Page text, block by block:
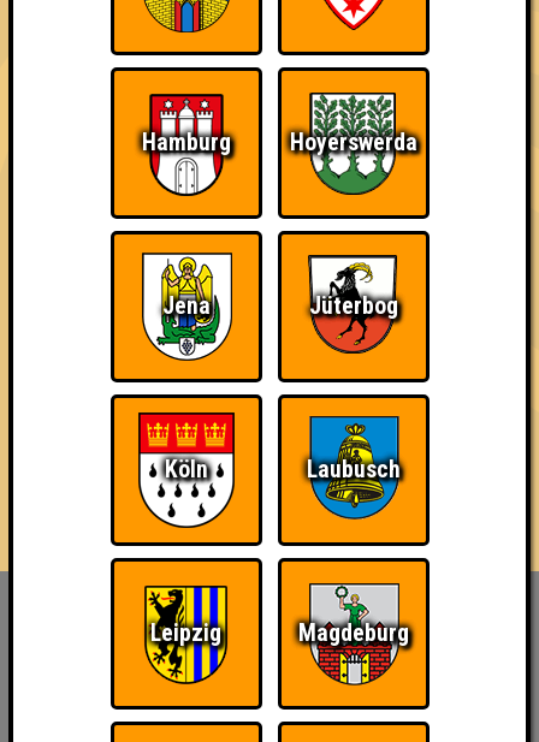
Beim ersten Clubhouse Quizabend ist dein WM-Wissen gefragt.
Setze dich gegen die anderen durch und gewinne attraktive
HIER ANMELDEN
Teilnahme is for free :)
Inhaber & Geschäftsführer:
Georg Martin // Quizlabor
Sandower Straße 56
info@quizlabor.de
Hamburg Hoyerswerda
Jena Jüterbog
Köln Laubusch
Leipzig Magdeburg